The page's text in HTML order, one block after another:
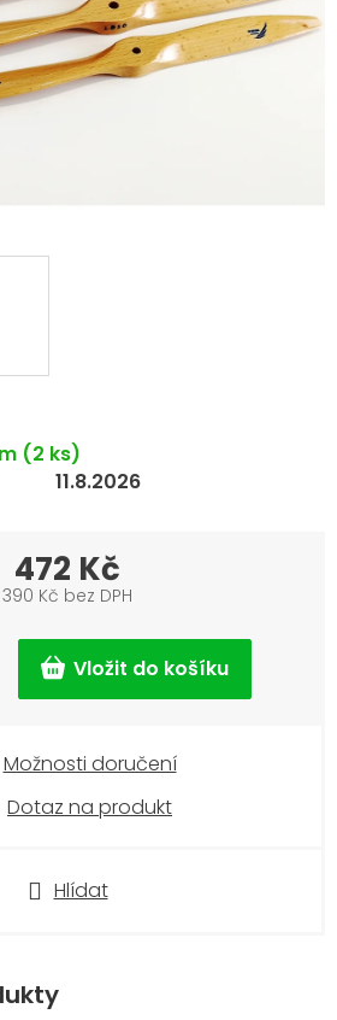
Hlídat
(2 ks)
11.8.2026
472 Kč
390 Kč bez DPH
cena:
Možnosti doručení
Dotaz na produkt